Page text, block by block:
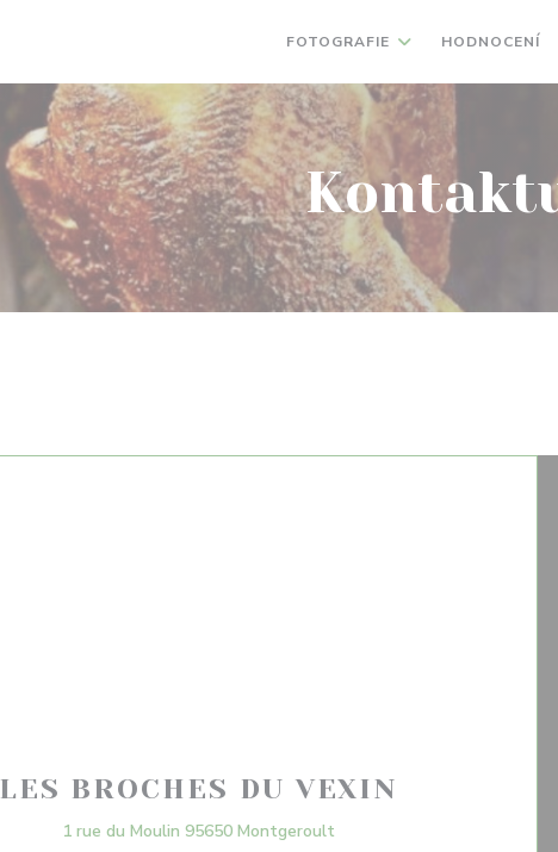
FOTOGRAFIE HODNOCENÍ
LES BROCHES DU VEXIN
1 rue du Moulin 95650 Montgeroult((otevře se v novém okně))